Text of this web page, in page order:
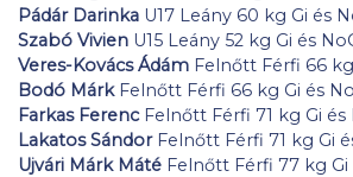
Pádár Darinka U17 Leány 60 kg Gi és
Szabó Vivien U15 Leány 52 kg Gi és
Veres-Kovács Ádám Felnőtt Férfi 66
Bodó MárkFelnőtt Férfi 66 kg Gi és
Farkas FerencFelnőtt Férfi 71 kg Gi és
Lakatos SándorFelnőtt Férfi 71 kg Gi
Ujvári Márk Máté Felnőtt Férfi 77 kg Gi